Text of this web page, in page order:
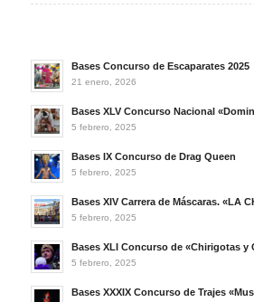
Bases Concurso de Escaparates 2025
21 enero, 2026
Bases XLV Concurso Nacional
5 febrero, 2025
Bases IX Concurso de Drag Queen
5 febrero, 2025
Bases XIV Carrera de Máscaras. «LA
5 febrero, 2025
Bases XLI Concurso de «Chirigotas y
5 febrero, 2025
Bases XXXIX Concurso de Trajes